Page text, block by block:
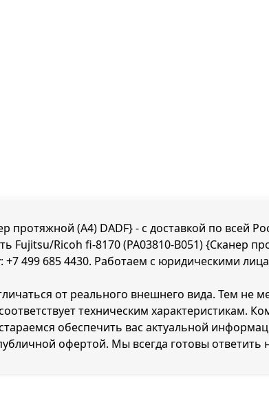
протяжной (A4) DADF} - с доставкой по всей
Fujitsu/Ricoh fi-8170 (PA03810-B051) {Сканер
+7 499 685 4430. Работаем с юридическими
от реального внешнего вида. Тем не
техническим характеристикам.
обеспечить вас актуальной
офертой. Мы всегда готовы